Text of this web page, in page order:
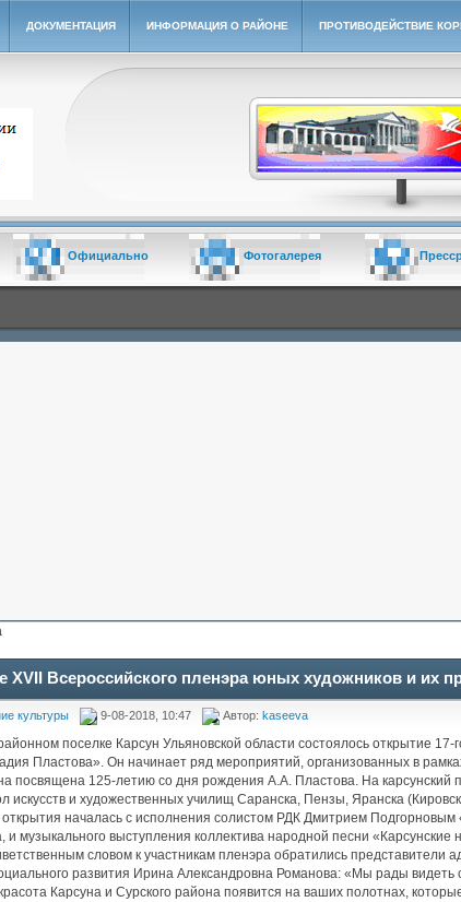
ДОКУМЕНТАЦИЯ ИНФОРМАЦИЯ О РАЙОНЕ ПРОТИВОДЕЙСТВИЕ
Официально Фотогалерея
XVII Всероссийского пленэра юных художников и их
культуры 9-08-2018, 10:47 Автор: kaseeva
поселке Карсун Ульяновской области состоялось открытие
Пластова». Он начинает ряд мероприятий, организованных в
посвящена 125-летию со дня рождения А.А. Пластова. На
искусств и художественных училищ Саранска, Пензы, Яранска
началась с исполнения солистом РДК Дмитрием
и музыкального выступления коллектива народной песни «Карсунские
словом к участникам пленэра обратились
развития Ирина Александровна Романова: «Мы рады видеть
Карсуна и Сурского района появится на ваших полотнах,